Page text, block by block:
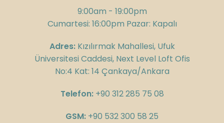
9:00am - 19:00pm
Cumartesi: 16:00pm Pazar: Kapalı
Adres:Kızılırmak Mahallesi, Ufuk
Üniversitesi Caddesi, Next Level Loft Ofis
No:4 Kat: 14 Çankaya/Ankara
Telefon: +90 312 285 75 08
GSM: +90 532 300 58 25